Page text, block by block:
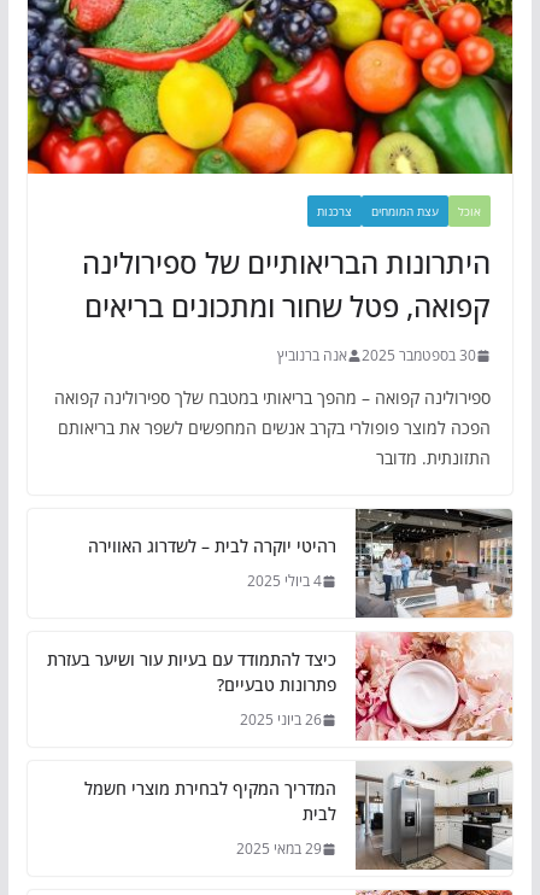
אוכל עצת המומחים צרכנות
היתרונות הבריאותיים של ספירולינה
קפואה, פטל שחור ומתכונים בריאים
30 בספטמבר 2025 אנה ברנוביץ
ספירולינה קפואה – מהפך בריאותי במטבח שלך ספירולינה קפואה
הפכה למוצר פופולרי בקרב אנשים המחפשים לשפר את בריאותם
התזונתית. מדובר
רהיטי יוקרה לבית – לשדרוג האווירה
4 ביולי 2025
כיצד להתמודד עם בעיות עור ושיער בעזרת
פתרונות טבעיים?
26 ביוני 2025
המדריך המקיף לבחירת מוצרי חשמל
לבית
29 במאי 2025